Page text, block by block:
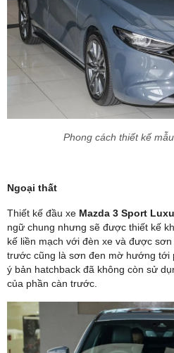
Phong cách thiết kế
Ngoại thất
Thiết kế đầu xe Mazda 3 Sport
ngữ chung nhưng sẽ được thiết kế
kế liền mạch với đèn xe và được
trước cũng là sơn đen mờ hướng tới
ý bản hatchback đã không còn sử
của phần càn trước.